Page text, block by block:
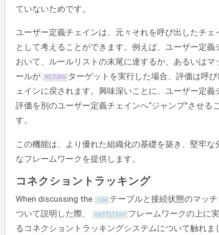
ていないためです。
ユーザー定義チェインは、元々それを呼び出したチェ
として考えることができます。例えば、ユーザー定義
おいて、ルールリストの末尾に達するか、あるいはマ
ールが
RETURN ターゲットを実行した場合、評価は呼
ェインに戻されます。興味深いことに、ユーザー定義
評価を別のユーザー定義チェインへ“ジャンプ”させる
す。
この機能は、より優れた組織化の基礎を築き、堅牢な
なフレームワークを提供します。
コネクショントラッキング
When discussing the raw テーブルと接続状態のマッ
ついて説明した際、
netfilter フレームワークの上に
るコネクショントラッキングシステムについて触れま